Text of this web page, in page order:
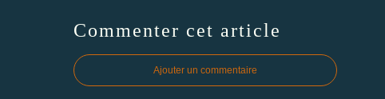
Commenter cet article
Ajouter un commentaire